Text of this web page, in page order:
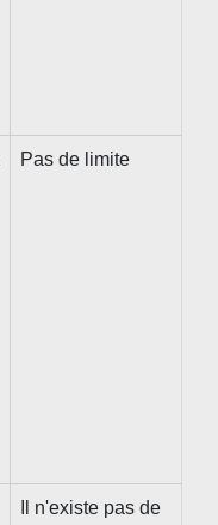
Pas de limite
Il n'existe pas de